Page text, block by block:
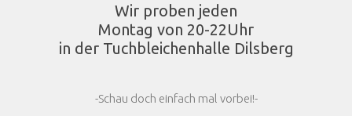
Wir proben jeden
Montag von 20-22Uhr
in der Tuchbleichenhalle Dilsberg
-Schau doch einfach mal vorbei!-